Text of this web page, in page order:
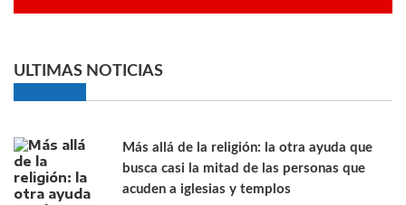
ULTIMAS NOTICIAS
Más allá de la religión: la otra ayuda que
busca casi la mitad de las personas que
acuden a iglesias y templos